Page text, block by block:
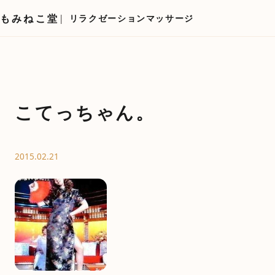
もみねこ堂 リラクゼーションマッサージ
こてっちゃん。
2015.02.21